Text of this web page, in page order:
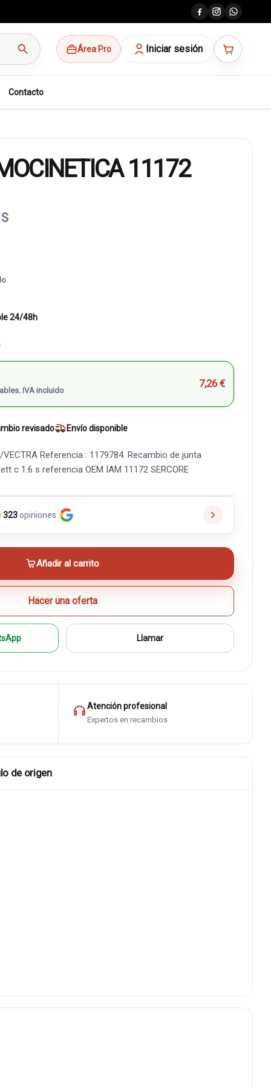
search Área Pro Iniciar sesión
Contacto
11172
24/48h
IVA incluido
7,26 €
revisado Envío disponible
VECTRA Referencia : 1179784. Recambio de junta
c 1.6 s referencia OEM IAM 11172 SERCORE
323opiniones
Añadir al carrito
Hacer una oferta
Llamar
Atención profesional
Expertos en recambios
de origen